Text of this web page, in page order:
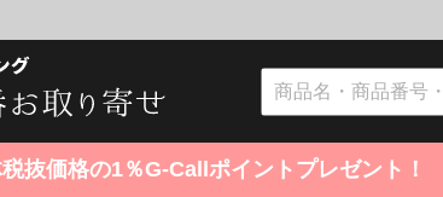
抜価格の1％G-Callポイントプレゼント！